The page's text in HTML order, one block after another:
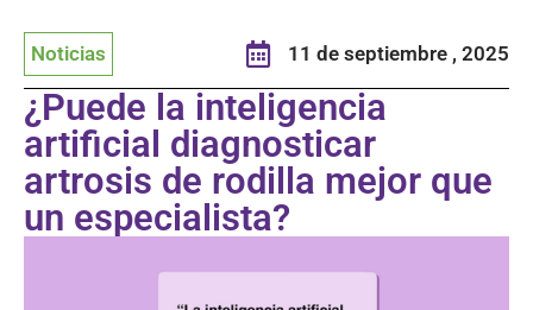
Noticias 11 de septiembre , 2025
¿Puede la inteligencia
artificial diagnosticar
artrosis de rodilla mejor que
un especialista?